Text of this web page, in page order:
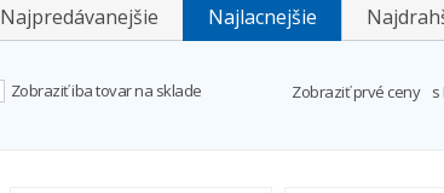
Najpredávanejšie Najlacnejšie
Zobraziť iba tovar na sklade Zobraziť prvé ceny s